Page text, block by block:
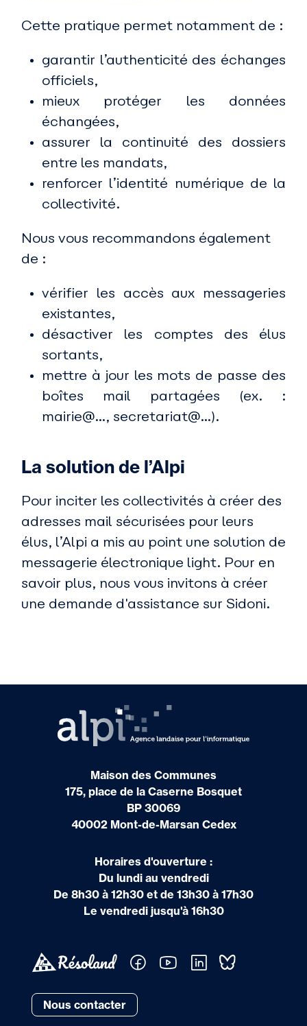
Cette pratique permet notamment de :
garantir l’authenticité des échanges
officiels,
mieux protéger les données
échangées,
assurer la continuité des dossiers
entre les mandats,
renforcer l’identité numérique de la
collectivité.
Nous vous recommandons également
de :
vérifier les accès aux messageries
existantes,
désactiver les comptes des élus
sortants,
mettre à jour les mots de passe des
boîtes mail partagées (ex. :
mairie@…, secretariat@…).
La solution de l’Alpi
Pour inciter les collectivités à créer des
adresses mail sécurisées pour leurs
élus, l’Alpi a mis au point une solution de
messagerie électronique light. Pour en
savoir plus, nous vous invitons à créer
une demande d'assistance sur Sidoni.
Maison des Communes
175, place de la Caserne Bosquet
BP 30069
40002 Mont-de-Marsan Cedex
Horaires d'ouverture :
Du lundi au vendredi
De 8h30 à 12h30 et de 13h30 à 17h30
Le vendredi jusqu'à 16h30
Nous contacter